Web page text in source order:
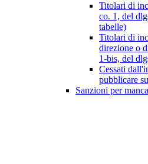
Titolari di
co. 1, del
tabelle)
Titolari di
direzione o
1-bis, del
Cessati
pubblicare
Sanzioni per